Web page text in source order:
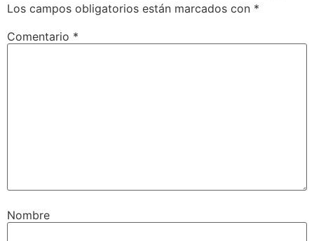
Los campos obligatorios están marcados con *
Comentario *
Nombre